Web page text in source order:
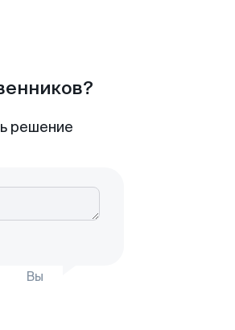
решение
Вы